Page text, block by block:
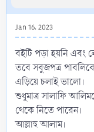
Jan 16, 2023
বইটি পড়া হয়নি এবং
তবে সবুজপত্র
এড়িয়ে চলাই ভালো।
শুধুমাত্র সালাফি
থেকে নিতে পারেন।
আল্লাহু আলাম।